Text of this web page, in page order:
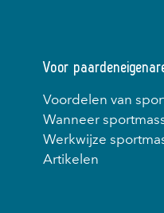
Voor
Voordelen van
Wanneer
Werkwijze
Artikelen